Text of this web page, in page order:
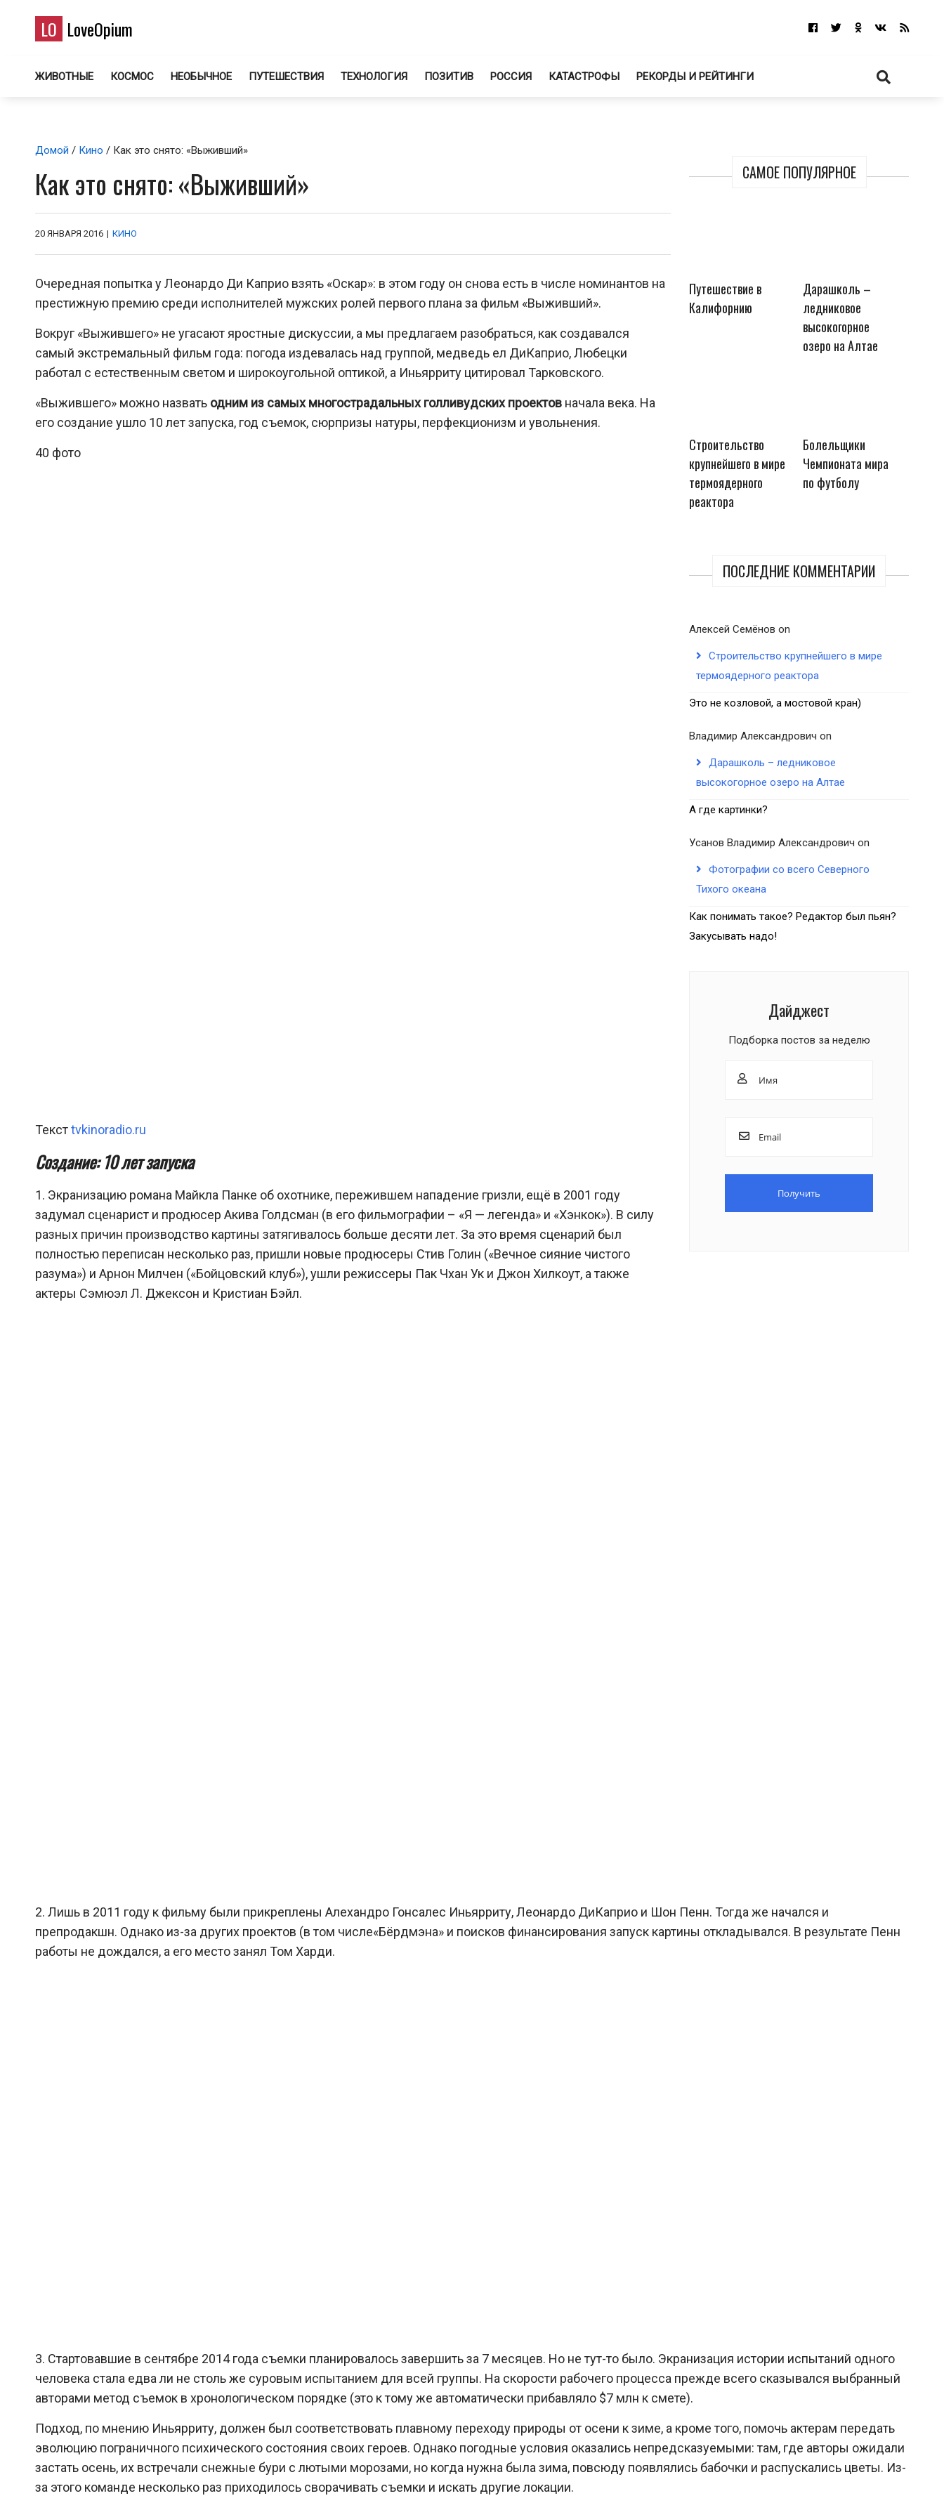
LO LoveOpium
ЖИВОТНЫЕ КОСМОС НЕОБЫЧНОЕ ПУТЕШЕСТВИЯ ТЕХНОЛОГИЯ ПОЗИТИВ РОССИЯ КАТАСТРОФЫ РЕКОРДЫ И РЕЙТИНГИ
САМОЕ ПОПУЛЯРНОЕ
Путешествие в
Калифорнию
Дарашколь –
ледниковое
высокогорное
озеро на Алтае
Строительство
крупнейшего в мире
термоядерного
реактора
Болельщики
Чемпионата мира
по футболу
ПОСЛЕДНИЕ КОММЕНТАРИИ
Алексей Семёнов on
Строительство крупнейшего в мире
термоядерного реактора
Это не козловой, а мостовой кран)
Владимир Александрович on
Дарашколь – ледниковое
высокогорное озеро на Алтае
А где картинки?
Усанов Владимир Александрович on
Фотографии со всего Северного
Тихого океана
Как понимать такое? Редактор был пьян?
Закусывать надо!
Дайджест
Подборка постов за неделю
Домой / Кино / Как это снято: «Выживший»
Как это снято: «Выживший»
20 ЯНВАРЯ 2016 | КИНО
Очередная попытка у Леонардо Ди Каприо взять «Оскар»: в этом году он снова есть в числе номинантов на
престижную премию среди исполнителей мужских ролей первого плана за фильм «Выживший».
Вокруг «Выжившего» не угасают яростные дискуссии, а мы предлагаем разобраться, как создавался
самый экстремальный фильм года: погода издевалась над группой, медведь ел ДиКаприо, Любецки
работал с естественным светом и широкоугольной оптикой, а Иньярриту цитировал Тарковского.
«Выжившего» можно назвать одним из самых многострадальных голливудских проектов начала века. На
его создание ушло 10 лет запуска, год съемок, сюрпризы натуры, перфекционизм и увольнения.
40 фото
Текстtvkinoradio.ru
Создание: 10 лет запуска
1. Экранизацию романа Майкла Панке об охотнике, пережившем нападение гризли, ещё в 2001 году
задумал сценарист и продюсер Акива Голдсман (в его фильмографии – «Я — легенда» и «Хэнкок»). В силу
разных причин производство картины затягивалось больше десяти лет. За это время сценарий был
полностью переписан несколько раз, пришли новые продюсеры Стив Голин («Вечное сияние чистого
разума») и Арнон Милчен («Бойцовский клуб»), ушли режиссеры Пак Чхан Ук и Джон Хилкоут, а также
актеры Сэмюэл Л. Джексон и Кристиан Бэйл.
2. Лишь в 2011 году к фильму были прикреплены Алехандро Гонсалес Иньярриту, Леонардо ДиКаприо и Шон Пенн. Тогда же начался и
препродакшн. Однако из-за других проектов (в том числе«Бёрдмэна» и поисков финансирования запуск картины откладывался. В результате Пенн
работы не дождался, а его место занял Том Харди.
3. Стартовавшие в сентябре 2014 года съемки планировалось завершить за 7 месяцев. Но не тут-то было. Экранизация истории испытаний одного
человека стала едва ли не столь же суровым испытанием для всей группы. На скорости рабочего процесса прежде всего сказывался выбранный
авторами метод съемок в хронологическом порядке (это к тому же автоматически прибавляло $7 млн к смете).
Подход, по мнению Иньярриту, должен был соответствовать плавному переходу природы от осени к зиме, а кроме того, помочь актерам передать
эволюцию пограничного психического состояния своих героев. Однако погодные условия оказались непредсказуемыми: там, где авторы ожидали
застать осень, их встречали снежные бури с лютыми морозами, но когда нужна была зима, повсюду появлялись бабочки и распускались цветы. Из-
за этого команде несколько раз приходилось сворачивать съемки и искать другие локации.